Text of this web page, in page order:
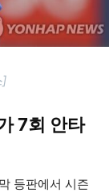
]
7회 안타
등판에서 시즌